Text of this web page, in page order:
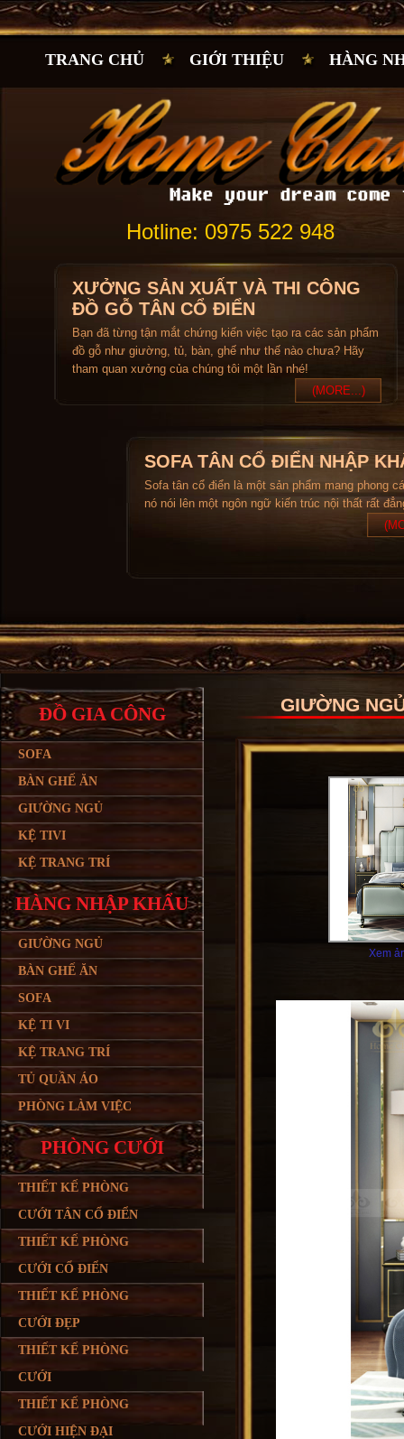
TRANG CHỦ GIỚI THIỆU HÀNG
Hotline: 0975 522 948
XƯỞNG SẢN XUẤT VÀ THI CÔNG
ĐỒ GỖ TÂN CỔ ĐIỂN
Bạn đã từng tận mắt chứng kiến việc tạo ra các sản phẩm
đồ gỗ như giường, tủ, bàn, ghế như thế nào chưa? Hãy
tham quan xưởng của chúng tôi một lần nhé!
(MORE...)
SOFA TÂN CỔ ĐIỂN NHẬP
Sofa tân cổ điển là một sản phẩm mang phong
nó nói lên một ngôn ngữ kiến trúc nội thất rất
ĐỒ GIA CÔNG
SOFA
BÀN GHẾ ĂN
GIƯỜNG NGỦ
KỆ TIVI
KỆ TRANG TRÍ
HÀNG NHẬP KHẨU
GIƯỜNG NGỦ
BÀN GHẾ ĂN
SOFA
KỆ TI VI
KỆ TRANG TRÍ
TỦ QUẦN ÁO
PHÒNG LÀM VIỆC
PHÒNG CƯỚI
THIẾT KẾ PHÒNG
CƯỚI TÂN CỔ ĐIỂN
THIẾT KẾ PHÒNG
CƯỚI CỔ ĐIỂN
THIẾT KẾ PHÒNG
CƯỚI ĐẸP
THIẾT KẾ PHÒNG
CƯỚI
THIẾT KẾ PHÒNG
CƯỚI HIỆN ĐẠI
GIƯỜNG
Xem